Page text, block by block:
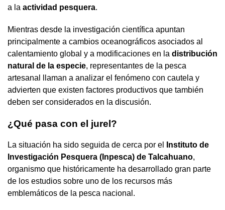
a la actividad pesquera.
Mientras desde la investigación científica apuntan
principalmente a cambios oceanográficos asociados al
calentamiento global y a modificaciones en la distribución
natural de la especie, representantes de la pesca
artesanal llaman a analizar el fenómeno con cautela y
advierten que existen factores productivos que también
deben ser considerados en la discusión.
¿Qué pasa con el jurel?
La situación ha sido seguida de cerca por el
Instituto de
Investigación Pesquera (Inpesca) de Talcahuano,
organismo que históricamente ha desarrollado gran parte
de los estudios sobre uno de los recursos más
emblemáticos de la pesca nacional.